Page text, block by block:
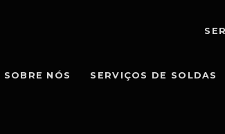
SOBRE NÓS SERVIÇOS DE SOLDAS